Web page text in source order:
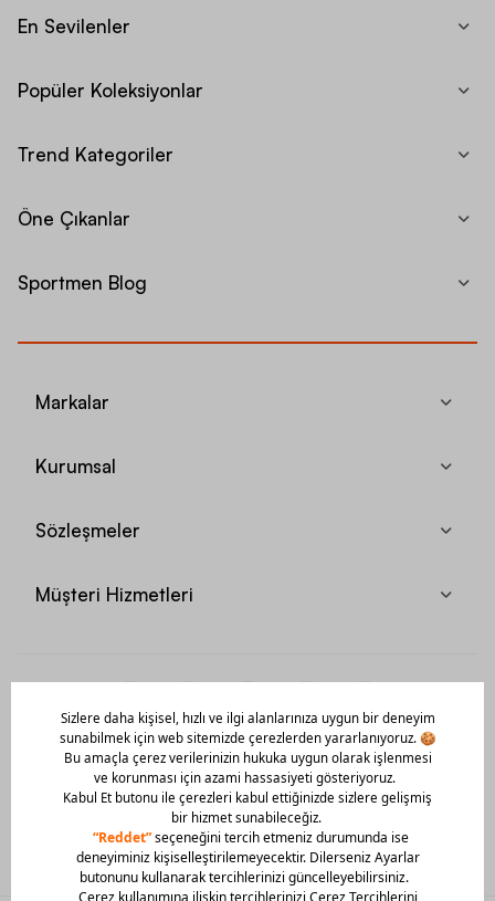
En Sevilenler
Popüler Koleksiyonlar
Trend Kategoriler
Öne Çıkanlar
Sportmen Blog
Markalar
Kurumsal
Sözleşmeler
Müşteri Hizmetleri
Mobil Uygulamamızı Hemen İndir!